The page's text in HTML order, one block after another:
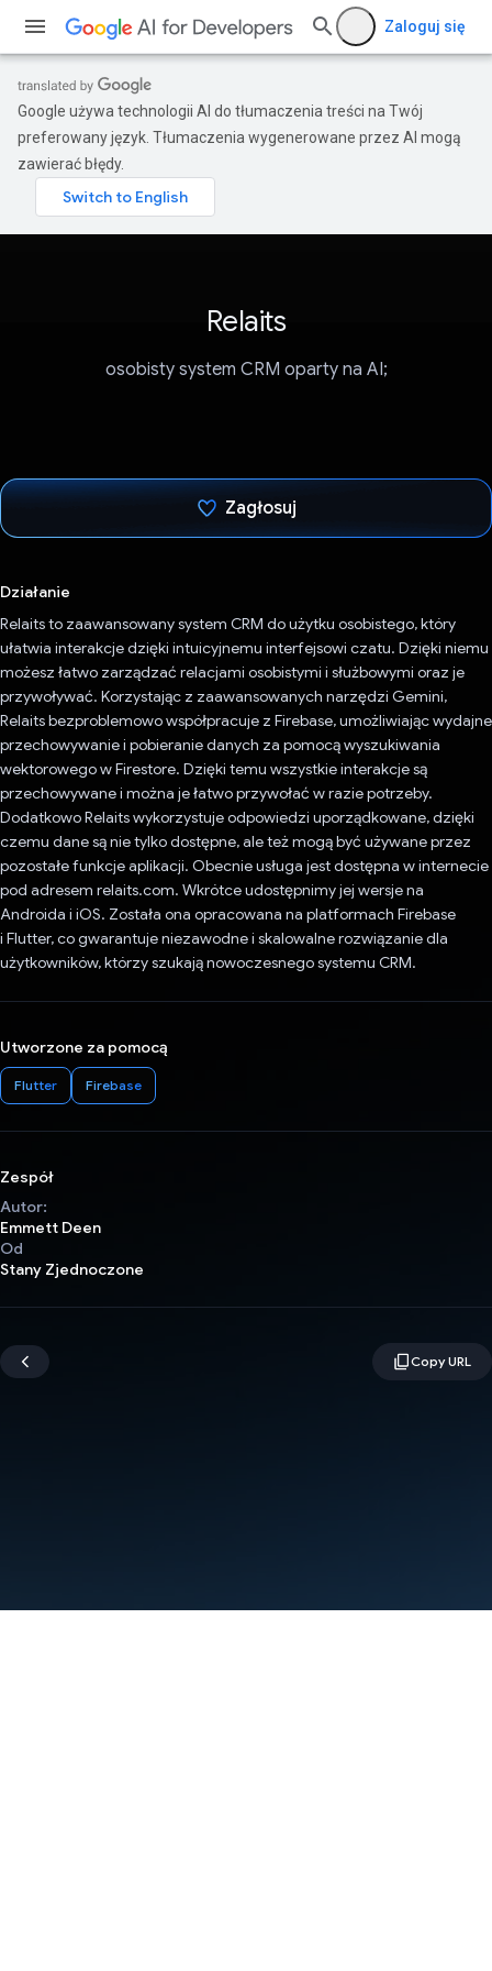
Zaloguj się
Google używa technologii AI do tłumaczenia treści na Twój
preferowany język. Tłumaczenia wygenerowane przez AI mogą
zawierać błędy.
Relaits
osobisty system CRM oparty na AI;
Zagłosuj
Działanie
Relaits to zaawansowany system CRM do użytku osobistego, który
ułatwia interakcje dzięki intuicyjnemu interfejsowi czatu. Dzięki niemu
możesz łatwo zarządzać relacjami osobistymi i służbowymi oraz je
przywoływać. Korzystając z zaawansowanych narzędzi Gemini,
Relaits bezproblemowo współpracuje z Firebase, umożliwiając wydajne
przechowywanie i pobieranie danych za pomocą wyszukiwania
wektorowego w Firestore. Dzięki temu wszystkie interakcje są
przechowywane i można je łatwo przywołać w razie potrzeby.
Dodatkowo Relaits wykorzystuje odpowiedzi uporządkowane, dzięki
czemu dane są nie tylko dostępne, ale też mogą być używane przez
pozostałe funkcje aplikacji. Obecnie usługa jest dostępna w internecie
pod adresem relaits.com. Wkrótce udostępnimy jej wersje na
Androida i iOS. Została ona opracowana na platformach Firebase
i Flutter, co gwarantuje niezawodne i skalowalne rozwiązanie dla
użytkowników, którzy szukają nowoczesnego systemu CRM.
Utworzone za pomocą
Flutter Firebase
Zespół
Autor:
Emmett Deen
Od
Stany Zjednoczone